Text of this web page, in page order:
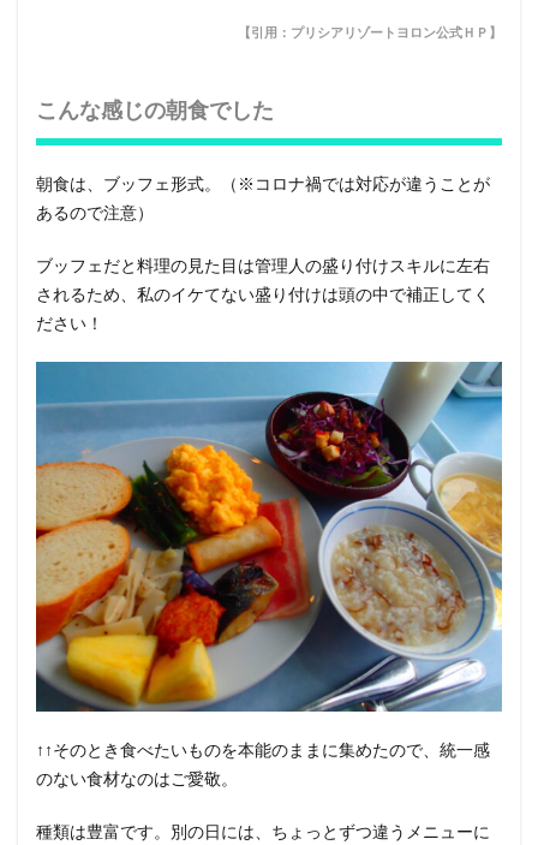
【引用：プリシアリゾートヨロン公式ＨＰ】
こんな感じの朝食でした
朝食は、ブッフェ形式。（※コロナ禍では対応が違うことが
あるので注意）
ブッフェだと料理の見た目は管理人の盛り付けスキルに左右
されるため、私のイケてない盛り付けは頭の中で補正してく
ださい！
↑↑そのとき食べたいものを本能のままに集めたので、統一感
のない食材なのはご愛敬。
種類は豊富です。別の日には、ちょっとずつ違うメニューに